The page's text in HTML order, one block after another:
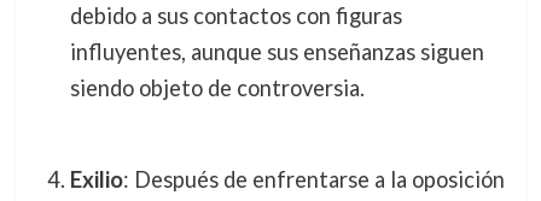
debido a sus contactos con figuras
influyentes, aunque sus enseñanzas siguen
siendo objeto de controversia.
Exilio: Después de enfrentarse a la oposición